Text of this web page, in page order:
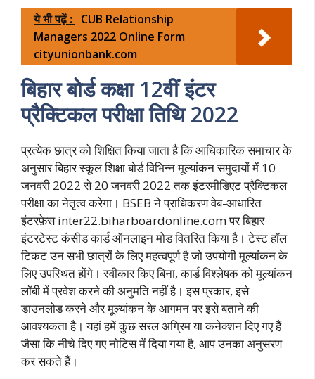
ये भी पढ़ें : CUB Relationship
Managers 2022 Online Form
cityunionbank.com
बिहार बोर्ड कक्षा 12वीं इंटर
प्रैक्टिकल परीक्षा तिथि 2022
प्रत्येक छात्र को शिक्षित किया जाता है कि आधिकारिक समाचार के
अनुसार बिहार स्कूल शिक्षा बोर्ड विभिन्न मूल्यांकन समुदायों में 10
जनवरी 2022 से 20 जनवरी 2022 तक इंटरमीडिएट प्रैक्टिकल
परीक्षा का नेतृत्व करेगा। BSEB ने प्राधिकरण वेब-आधारित
इंटरफ़ेस inter22.biharboardonline.com पर बिहार
इंटरटेस्ट कंसीड कार्ड ऑनलाइन मोड वितरित किया है। टेस्ट हॉल
टिकट उन सभी छात्रों के लिए महत्वपूर्ण है जो उपयोगी मूल्यांकन के
लिए उपस्थित होंगे। स्वीकार किए बिना, कार्ड विश्लेषक को मूल्यांकन
लॉबी में प्रवेश करने की अनुमति नहीं है। इस प्रकार, इसे
डाउनलोड करने और मूल्यांकन के आगमन पर इसे बताने की
आवश्यकता है। यहां हमें कुछ सरल अग्रिम या कनेक्शन दिए गए हैं
जैसा कि नीचे दिए गए नोटिस में दिया गया है, आप उनका अनुसरण
कर सकते हैं।